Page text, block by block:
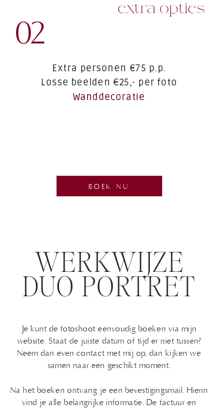
Extra personen €75 p.p.
Losse beelden €25,- per foto
Wanddecoratie
extra opties
02
BOEK NU
Je kunt de fotoshoot eenvoudig boeken via mijn
website. Staat de juiste datum of tijd er niet tussen?
Neem dan even contact met mij op, dan kijken we
samen naar een geschikt moment.
Na het boeken ontvang je een bevestigingsmail. Hierin
vind je alle belangrijke informatie. De factuur en
WERKWIJZE
DUO PORTRET